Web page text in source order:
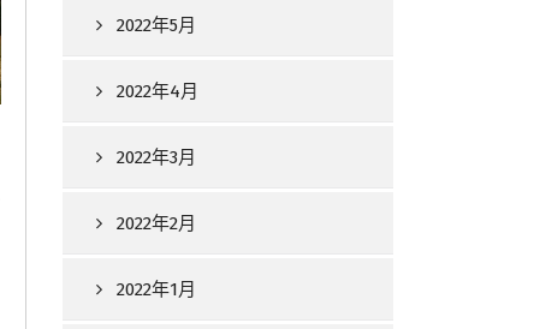
2022年5月
2022年4月
2022年3月
2022年2月
2022年1月